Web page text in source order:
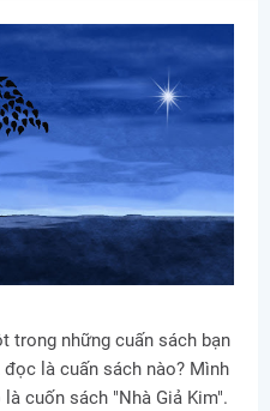
trong những cuấn sách bạn
là cuấn sách nào? Mình
cuốn sách "Nhà Giả Kim".